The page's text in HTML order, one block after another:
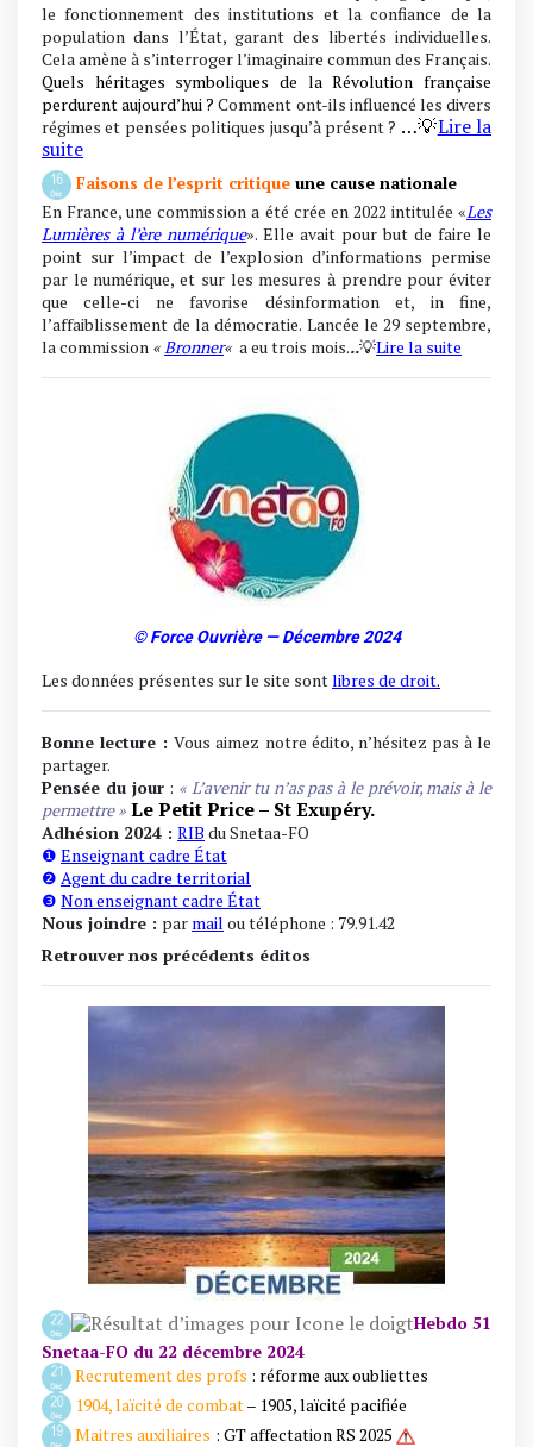
le fonctionnement des institutions et la confiance de la
population dans l’État, garant des libertés individuelles.
Cela amène à s’interroger l’imaginaire commun des Français.
Quels héritages symboliques de la Révolution française
perdurent aujourd’hui ?Comment ont-ils influencé les divers
régimes et pensées politiques jusqu’à présent ? …💡Lire la
suite
Faisons de l’esprit critique une cause nationale
En France, une commission a été crée en 2022 intitulée «Les
Lumières à l’ère numérique». Elle avait pour but de faire le
point sur l’impact de l’explosion d’informations permise
par le numérique, et sur les mesures à prendre pour éviter
que celle-ci ne favorise désinformation et, in fine,
l’affaiblissement de la démocratie. Lancée le 29 septembre,
la commission « Bronner« a eu trois mois...💡Lire la suite
© Force Ouvrière — Décembre 2024
Les données présentes sur le site sontlibres de droit.
Bonne lecture :Vous aimez notre édito, n’hésitez pas à le
partager.
Pensée du jour : « L’avenir tu n’as pas à le prévoir, mais à le
permettre » Le Petit Price – St Exupéry.
Adhésion 2024 : RIB du Snetaa-FO
❶ Enseignant cadre État
❷ Agent du cadre territorial
❸ Non enseignant cadre État
Nous joindre : par mail ou téléphone : 79.91.42
Retrouver nos précédents éditos
Hebdo 51
Snetaa-FO du 22 décembre 2024
Recrutement des profs : réforme aux oubliettes
1904, laïcité de combat– 1905, laïcité pacifiée
Maitres auxiliaires : GT affectation RS 2025